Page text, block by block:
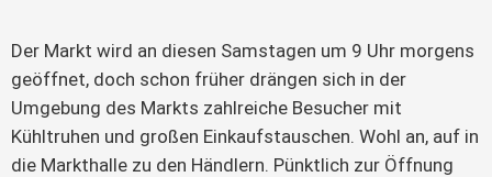
Der Markt wird an diesen Samstagen um 9 Uhr morgens
geöffnet, doch schon früher drängen sich in der
Umgebung des Markts zahlreiche Besucher mit
Kühltruhen und großen Einkaufstauschen. Wohl an, auf in
die Markthalle zu den Händlern. Pünktlich zur Öffnung